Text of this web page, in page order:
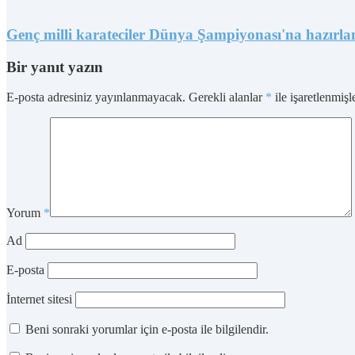
Genç milli karateciler Dünya Şampiyonası'na
Bir yanıt yazın
E-posta adresiniz yayınlanmayacak. Gerekli alanlar * ile
Yorum *
Ad
E-posta
İnternet sitesi
Beni sonraki yorumlar için e-posta ile bilgilendir.